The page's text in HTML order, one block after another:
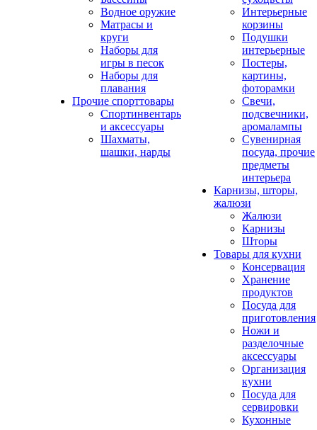
Водное оружие
Матрасы и
круги
Наборы для
игры в песок
Наборы для
плавания
Прочие спорттовары
Спортинвентарь
и аксессуары
Шахматы,
шашки, нарды
Интерьерные
корзины
Подушки
интерьерные
Постеры,
картины,
фоторамки
Свечи,
подсвечники,
аромалампы
Сувенирная
посуда, прочие
предметы
интерьера
Карнизы, шторы,
жалюзи
Жалюзи
Карнизы
Шторы
Товары для кухни
Консервация
Хранение
продуктов
Посуда для
приготовления
Ножи и
разделочные
аксессуары
Организация
кухни
Посуда для
сервировки
Кухонные